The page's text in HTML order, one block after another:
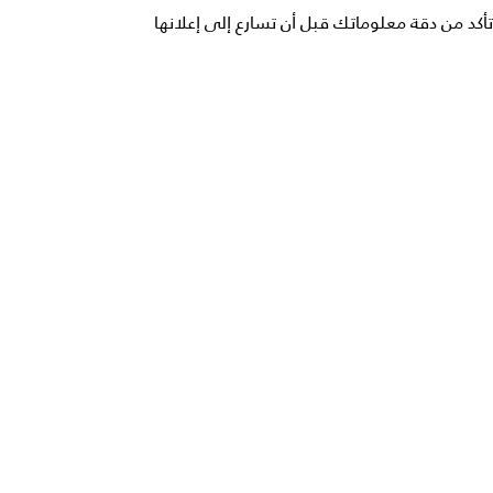
تأكد من دقة معلوماتك قبل أن تسارع إلى إعلانها